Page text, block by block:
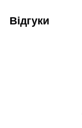
Відгуки